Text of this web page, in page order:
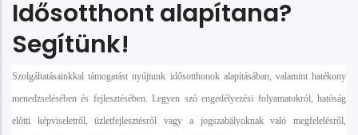
Idősotthont alapítana?
Segítünk!
Szolgáltatásainkkal támogatást nyújtunk idősotthonok alapításában, valamint hatékony
menedzselésében és fejlesztésében. Legyen szó engedélyezési folyamatokról, hatóság
előtti képviseletről, üzletfejlesztésről vagy a jogszabályoknak való megfelelésről,